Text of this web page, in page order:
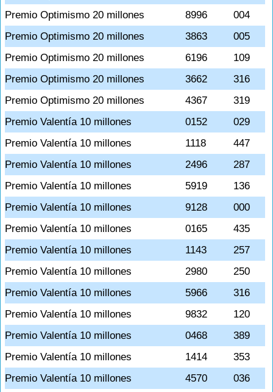
Premio Optimismo 20 millones
8996
004
Premio Optimismo 20 millones
3863
005
Premio Optimismo 20 millones
6196
109
Premio Optimismo 20 millones
3662
316
Premio Optimismo 20 millones
4367
319
Premio Valentía 10 millones
0152
029
Premio Valentía 10 millones
1118
447
Premio Valentía 10 millones
2496
287
Premio Valentía 10 millones
5919
136
Premio Valentía 10 millones
9128
000
Premio Valentía 10 millones
0165
435
Premio Valentía 10 millones
1143
257
Premio Valentía 10 millones
2980
250
Premio Valentía 10 millones
5966
316
Premio Valentía 10 millones
9832
120
Premio Valentía 10 millones
0468
389
Premio Valentía 10 millones
1414
353
Premio Valentía 10 millones
4570
036